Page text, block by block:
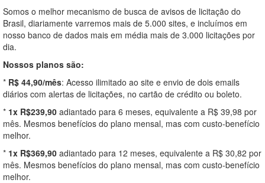
Somos o melhor mecanismo de busca de avisos de licitação do
Brasil, diariamente varremos mais de 5.000 sites, e incluímos em
nosso banco de dados mais em média mais de 3.000 licitações por
dia.
Nossos planos são:
* R$ 44,90/mês: Acesso ilimitado ao site e envio de dois emails
diários com alertas de licitações, no cartão de crédito ou boleto.
* 1x R$239,90 adiantado para 6 meses, equivalente a R$ 39,98 por
mês. Mesmos benefícios do plano mensal, mas com custo-benefício
melhor.
* 1x R$369,90 adiantado para 12 meses, equivalente a R$ 30,82 por
mês. Mesmos benefícios do plano mensal, mas com custo-benefício
melhor.